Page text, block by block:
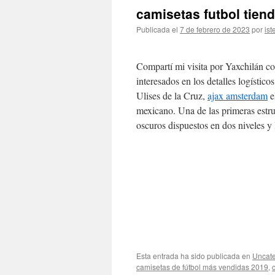
camisetas futbol
Publicada el 7 de febrero de 2023 por
Compartí mi visita por Yaxchilán
interesados en los detalles
Ulises de la Cruz, ajax amsterdam
mexicano. Una de las primeras
oscuros dispuestos en dos niveles
Esta entrada ha sido publicada en
camisetas de fútbol más vendidas 2019,